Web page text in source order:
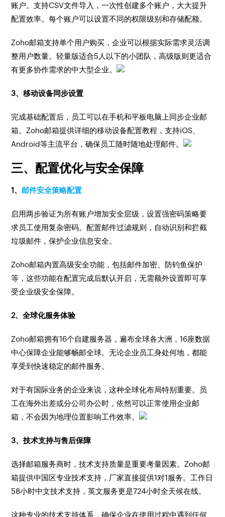
账户。支持CSV文件导入，一次性创建多个账户，大大提升
配置效率。每个账户可以设置不同的权限级别和存储配额。
Zoho邮箱支持单个用户购买，企业可以根据实际需求灵活调
整用户数量。轻量版适合5人以下的小团队，高级版则更适合
有更多协作需求的中大型企业。
3、移动设备同步设置
完成基础配置后，员工可以在手机和平板电脑上同步企业邮
箱。Zoho邮箱提供详细的移动设备配置教程，支持iOS、
Android等主流平台，确保员工随时随地处理邮件。
三、配置优化与安全保障
1、 邮件安全策略配置
启用两步验证为所有账户增加安全层级，设置强密码策略要
求员工使用复杂密码。配置邮件过滤规则，自动识别和拦截
垃圾邮件，保护企业信息安全。
Zoho邮箱内置高级安全功能，包括邮件加密、防钓鱼保护
等，这些功能在配置完成后默认开启，无需额外设置即可享
受企业级安全保障。
2、全球化服务体验
Zoho邮箱拥有16个自建服务器，遍布全球各大洲，16座数据
中心保障企业能够畅邮全球。无论企业员工身处何地，都能
享受到快速稳定的邮件服务。
对于有国际业务的企业来说，这种全球化布局特别重要。员
工在海外出差或分公司办公时，依然可以正常使用企业邮
箱，不会因为地理位置影响工作效率。
3、技术支持与售后保障
选择邮箱服务商时，技术支持质量是重要考量因素。Zoho邮
箱提供中国区专业技术支持，厂家直接提供1对1服务。工作日
58小时中文技术支持，英文服务更是724小时全天候在线。
这种专业的技术支持体系，确保企业在使用过程中遇到任何